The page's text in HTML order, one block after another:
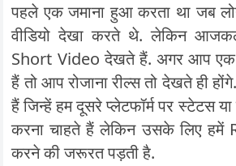
पहले एक जमाना हुआ करता था जब
वीडियो देखा करते थे. लेकिन
Short Video देखते हैं. अगर आप
हैं तो आप रोजाना रील्स तो देखते ही
हैं जिन्हें हम दूसरे प्लेटफॉर्म पर स्टेटस
करना चाहते हैं लेकिन उसके लिए हमें
करने की जरूरत पड़ती है.